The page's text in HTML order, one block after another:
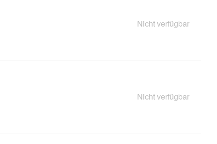
Nicht verfügbar
Nicht verfügbar